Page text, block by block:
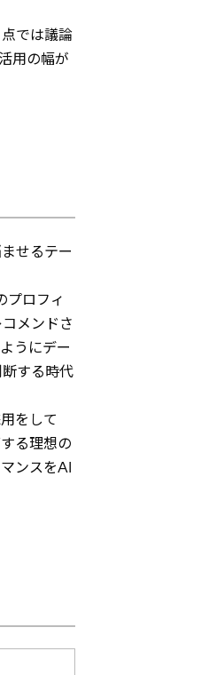
では議論
用の幅が
せるテー
プロフィ
メンドさ
うにデー
する時代
をして
る理想の
ンスをAI